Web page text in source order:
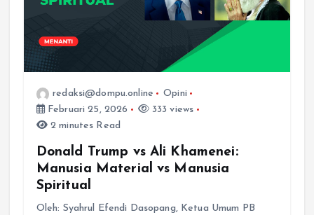
redaksi@dompu.online
Opini
Februari 25, 2026
333 views
2 minutes Read
Donald Trump vs Ali Khamenei:
Manusia Material vs Manusia
Spiritual
Oleh: Syahrul Efendi Dasopang, Ketua Umum PB